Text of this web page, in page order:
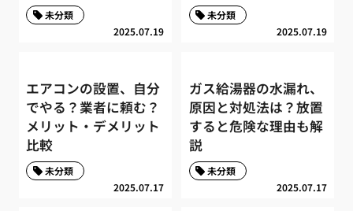
2025.07.19
未分類
2025.07.19
未分類
エアコンの設置、自分
でやる？業者に頼む？
メリット・デメリット
比較
2025.07.17
未分類
ガス給湯器の水漏れ、
原因と対処法は？放置
すると危険な理由も解
説
2025.07.17
未分類